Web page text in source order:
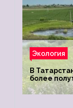
Экология
В
более